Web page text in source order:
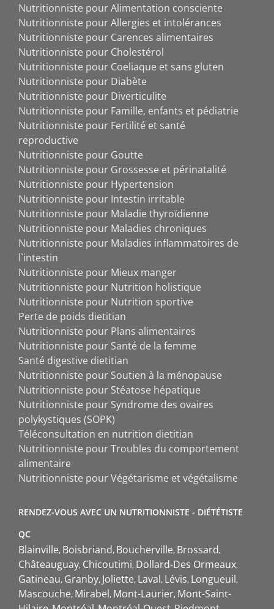
Nutritionniste pour Alimentation consciente
Nutritionniste pour Allergies et intolérances
Nutritionniste pour Carences alimentaires
Nutritionniste pour Cholestérol
Nutritionniste pour Coeliaque et sans gluten
Nutritionniste pour Diabète
Nutritionniste pour Diverticulite
Nutritionniste pour Famille, enfants et pédiatrie
Nutritionniste pour Fertilité et santé
reproductive
Nutritionniste pour Goutte
Nutritionniste pour Grossesse et périnatalité
Nutritionniste pour Hypertension
Nutritionniste pour Intestin irritable
Nutritionniste pour Maladie thyroïdienne
Nutritionniste pour Maladies chroniques
Nutritionniste pour Maladies inflammatoires de
l`intestin
Nutritionniste pour Mieux manger
Nutritionniste pour Nutrition holistique
Nutritionniste pour Nutrition sportive
Perte de poids dietitian
Nutritionniste pour Plans alimentaires
Nutritionniste pour Santé de la femme
Santé digestive dietitian
Nutritionniste pour Soutien à la ménopause
Nutritionniste pour Stéatose hépatique
Nutritionniste pour Syndrome des ovaires
polykystiques (SOPK)
Téléconsultation en nutrition dietitian
Nutritionniste pour Troubles du comportement
alimentaire
Nutritionniste pour Végétarisme et végétalisme
RENDEZ-VOUS AVEC UN NUTRITIONNISTE - DIÉTÉTISTE
QC
Blainville Boisbriand Boucherville Brossard
Châteauguay Chicoutimi Dollard-Des Ormeaux
Gatineau Granby Joliette Laval Lévis Longueuil
Mascouche Mirabel Mont-Laurier Mont-Saint-